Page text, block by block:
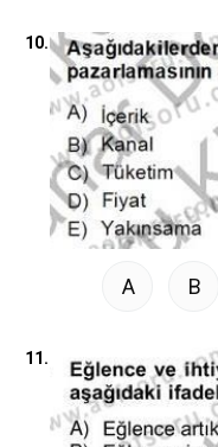
10.
A B
11.